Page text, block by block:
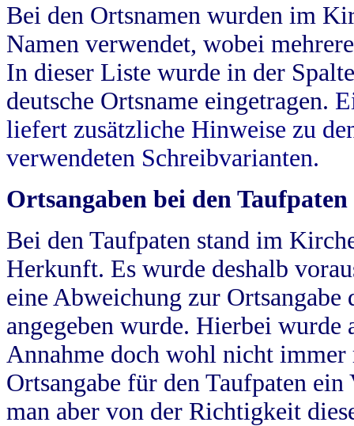
Bei den Ortsnamen wurden im
Namen verwendet, wobei
In dieser Liste wurde in der
deutsche Ortsname eingetragen.
liefert zusätzliche Hinweise zu
verwendeten Schreibvarianten.
Ortsangaben bei den Taufpaten
Bei den Taufpaten stand im
Herkunft. Es wurde deshalb
eine Abweichung zur
angegeben wurde. Hierbei wurde
Annahme doch wohl nicht
Ortsangabe für den Taufpaten
man aber von der Richtigkeit